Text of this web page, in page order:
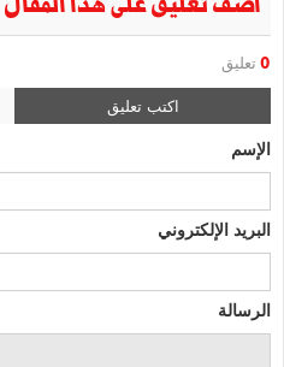
0 تعليق
اكتب تعليق
الإسم
البريد الإلكتروني
الرسالة